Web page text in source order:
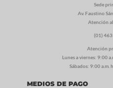
Sede
Av. Faustino
Atención
(01)
Atención
Lunes a viernes: 9:00
Sábados: 9:00 a.m.
MEDIOS DE PAGO